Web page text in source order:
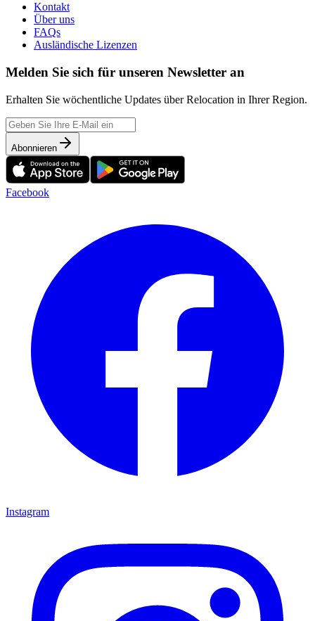
Kontakt
Über uns
FAQs
Ausländische Lizenzen
Melden Sie sich für unseren Newsletter an
Erhalten Sie wöchentliche Updates über Relocation in Ihrer Region.
Abonnieren
Facebook
Instagram